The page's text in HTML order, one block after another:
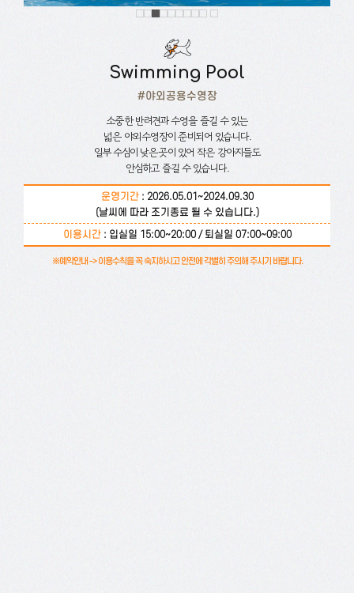
Swimming Pool
#야외공용수영장
소중한 반려견과 수영을 즐길 수 있는
넓은 야외수영장이 준비되어 있습니다.
일부 수심이 낮은곳이 있어 작은 강아지들도
안심하고 즐길 수 있습니다.
운영기간: 2026.05.01~2024.09.30
(날씨에 따라 조기종료 될 수 있습니다.)
이용시간: 입실일 15:00~20:00 / 퇴실일 07:00~09:00
※예약안내 -> 이용수칙을 꼭 숙지하시고 안전에 각별히 주의해 주시기 바랍니다.